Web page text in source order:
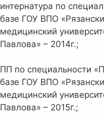
интернатура по
базе ГОУ ВПО
медицинский
Павлова» – 2014г.;
ПП по специальности
базе ГОУ ВПО
медицинский
Павлова» – 2015г.;